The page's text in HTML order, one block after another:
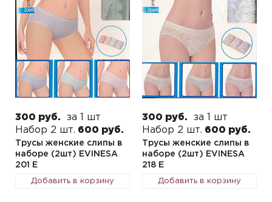
300 руб.
за 1 шт
Набор 2 шт. 600 руб.
Трусы женские слипы в
наборе (2шт) EVINESA
201 E
Добавить в корзину
300 руб.
за 1 шт
Набор 2 шт. 600 руб.
Трусы женские слипы в
наборе (2шт) EVINESA
218 E
Добавить в корзину